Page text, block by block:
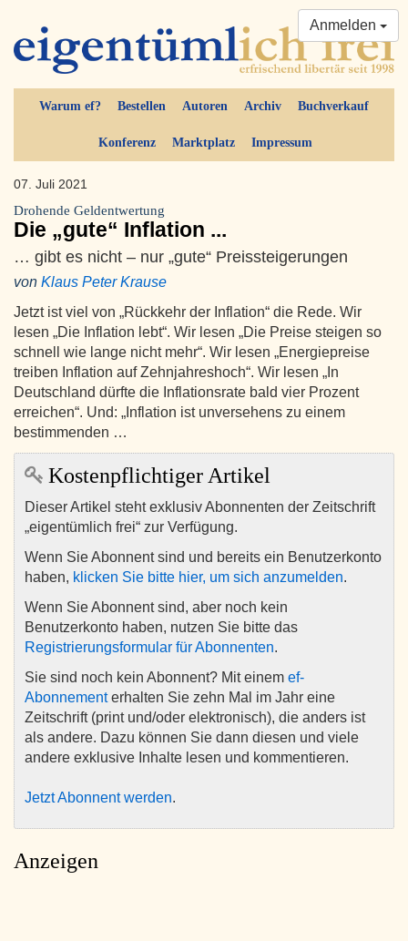
Warum ef? Bestellen Autoren Archiv Buchverkauf
Konferenz Marktplatz Impressum
Anmelden
07. Juli 2021
Drohende Geldentwertung
Die „gute“ Inflation ...
… gibt es nicht – nur „gute“ Preissteigerungen
von Klaus Peter Krause
Jetzt ist viel von „Rückkehr der Inflation“ die Rede. Wir
lesen „Die Inflation lebt“. Wir lesen „Die Preise steigen so
schnell wie lange nicht mehr“. Wir lesen „Energiepreise
treiben Inflation auf Zehnjahreshoch“. Wir lesen „In
Deutschland dürfte die Inflationsrate bald vier Prozent
erreichen“. Und: „Inflation ist unversehens zu einem
bestimmenden …
Kostenpflichtiger Artikel
Dieser Artikel steht exklusiv Abonnenten der Zeitschrift
„eigentümlich frei“ zur Verfügung.
Wenn Sie Abonnent sind und bereits ein Benutzerkonto
haben, klicken Sie bitte hier, um sich anzumelden.
Wenn Sie Abonnent sind, aber noch kein
Benutzerkonto haben, nutzen Sie bitte das
Registrierungsformular für Abonnenten.
Sie sind noch kein Abonnent? Mit einem ef-
Abonnementerhalten Sie zehn Mal im Jahr eine
Zeitschrift (print und/oder elektronisch), die anders ist
als andere. Dazu können Sie dann diesen und viele
andere exklusive Inhalte lesen und kommentieren.
Jetzt Abonnent werden.
Anzeigen